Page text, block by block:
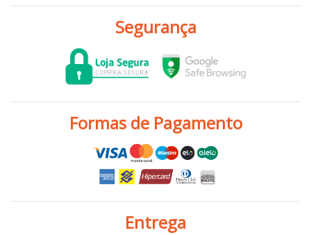
Segurança
Formas de Pagamento
Entrega